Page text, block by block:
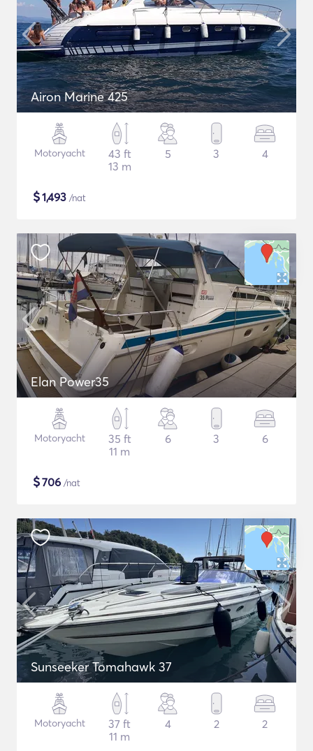
Airon Marine 425
Motoryacht
43 ft
13 m
5 3 4
$1,493 /nat
Elan Power35
Motoryacht
35 ft
11 m
6 3 6
$706 /nat
Sunseeker Tomahawk 37
Motoryacht
37 ft
11 m
4 2 2